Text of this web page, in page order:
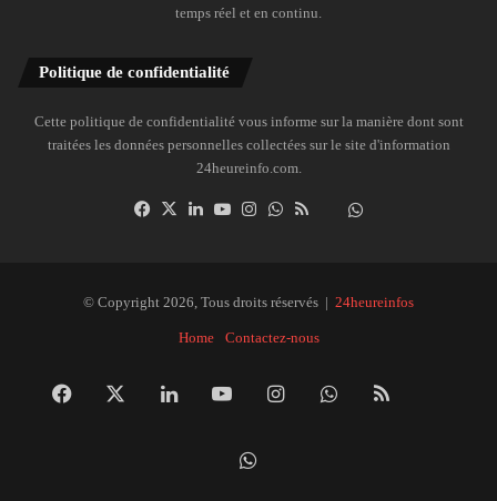
temps réel et en continu.
Politique de confidentialité
Cette politique de confidentialité vous informe sur la manière dont sont
traitées les données personnelles collectées sur le site d'information
24heureinfo.com.
Facebook
X LinkedinYouTubeInstagramWhatsAppDailymotion
© Copyright 2026, Tous droits réservés | 24heureinfos
Home Contactez-nous
Facebook LinkedinYouTubeInstagramWhatsApp
RSS